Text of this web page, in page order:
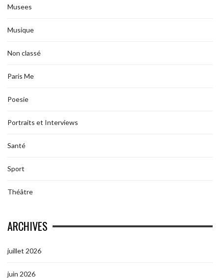
Musees
Musique
Non classé
Paris Me
Poesie
Portraits et Interviews
Santé
Sport
Théâtre
ARCHIVES
juillet 2026
juin 2026